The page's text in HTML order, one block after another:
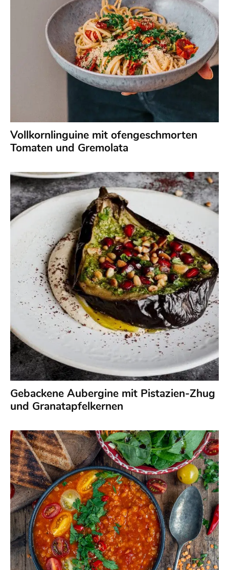
Vollkornlinguine mit ofengeschmorten
Tomaten und Gremolata
Gebackene Aubergine mit Pistazien-Zhug
und Granatapfelkernen